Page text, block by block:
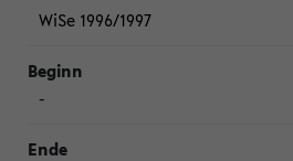
WiSe 1996/1997
-